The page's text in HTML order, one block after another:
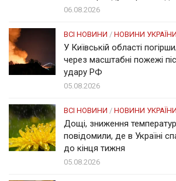
06.08.2026
ВСІ НОВИНИ / НОВИНИ УКРАЇНИ
У Київській області
через масштабні пожежі
удару РФ
05.08.2026
ВСІ НОВИНИ / НОВИНИ УКРАЇНИ
Дощі, зниження
повідомили, де в Україні
до кінця тижня
05.08.2026